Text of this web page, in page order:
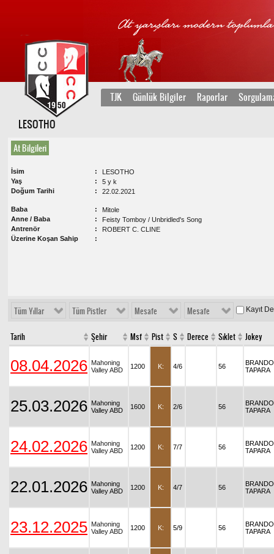
TJK Günlük Bilgiler Raporlar
LESOTHO
At Bilgileri
İsim
LESOTHO
Yaş
5 y k
Doğum Tarihi
22.02.2021
Baba
Mitole
Anne / Baba
Feisty Tomboy / Unbridled's Song
Antrenör
ROBERT C. CLINE
Üzerine Koşan Sahip
Tüm Yıllar Tüm Pistler Mesafe Mesafe Kayıt
Tarih Şehir Msf Pist S Derece Sıklet Jokey
08.04.2026 Mahoning
Valley ABD
1200 K: 4/6 56
TAPARA
25.03.2026 Mahoning
Valley ABD
1600 K: 2/6 56
TAPARA
24.02.2026 Mahoning
Valley ABD
1200 K: 7/7 56
TAPARA
22.01.2026 Mahoning
Valley ABD
1200 K: 4/7 56
TAPARA
23.12.2025 Mahoning
Valley ABD
1200 K: 5/9 56
TAPARA